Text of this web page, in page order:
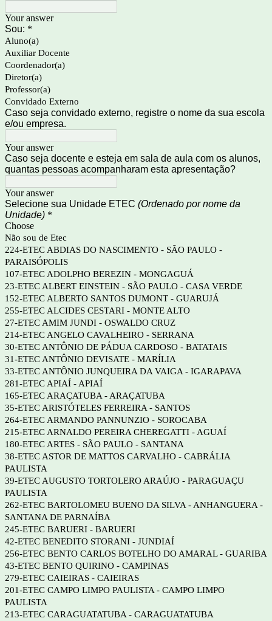
Your answer
Sou: *
Aluno(a)
Auxiliar Docente
Coordenador(a)
Diretor(a)
Professor(a)
Convidado Externo
Caso seja convidado externo, registre o nome da sua escola
e/ou empresa.
Your answer
Caso seja docente e esteja em sala de aula com os alunos,
quantas pessoas acompanharam esta apresentação?
Your answer
Selecione sua Unidade ETEC (Ordenado por nome da
Unidade) *
Choose
Não sou de Etec
224-ETEC ABDIAS DO NASCIMENTO - SÃO PAULO -
PARAISÓPOLIS
107-ETEC ADOLPHO BEREZIN - MONGAGUÁ
23-ETEC ALBERT EINSTEIN - SÃO PAULO - CASA VERDE
152-ETEC ALBERTO SANTOS DUMONT - GUARUJÁ
255-ETEC ALCIDES CESTARI - MONTE ALTO
27-ETEC AMIM JUNDI - OSWALDO CRUZ
214-ETEC ANGELO CAVALHEIRO - SERRANA
30-ETEC ANTÔNIO DE PÁDUA CARDOSO - BATATAIS
31-ETEC ANTÔNIO DEVISATE - MARÍLIA
33-ETEC ANTÔNIO JUNQUEIRA DA VAIGA - IGARAPAVA
281-ETEC APIAÍ - APIAÍ
165-ETEC ARAÇATUBA - ARAÇATUBA
35-ETEC ARISTÓTELES FERREIRA - SANTOS
264-ETEC ARMANDO PANNUNZIO - SOROCABA
215-ETEC ARNALDO PEREIRA CHEREGATTI - AGUAÍ
180-ETEC ARTES - SÃO PAULO - SANTANA
38-ETEC ASTOR DE MATTOS CARVALHO - CABRÁLIA
PAULISTA
39-ETEC AUGUSTO TORTOLERO ARAÚJO - PARAGUAÇU
PAULISTA
262-ETEC BARTOLOMEU BUENO DA SILVA - ANHANGUERA -
SANTANA DE PARNAÍBA
245-ETEC BARUERI - BARUERI
42-ETEC BENEDITO STORANI - JUNDIAÍ
256-ETEC BENTO CARLOS BOTELHO DO AMARAL - GUARIBA
43-ETEC BENTO QUIRINO - CAMPINAS
279-ETEC CAIEIRAS - CAIEIRAS
201-ETEC CAMPO LIMPO PAULISTA - CAMPO LIMPO
PAULISTA
213-ETEC CARAGUATATUBA - CARAGUATATUBA